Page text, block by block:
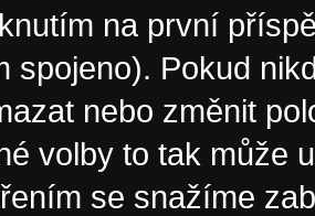
na první
spojeno). Pokud
nebo změnit
volby to tak může
se snažíme